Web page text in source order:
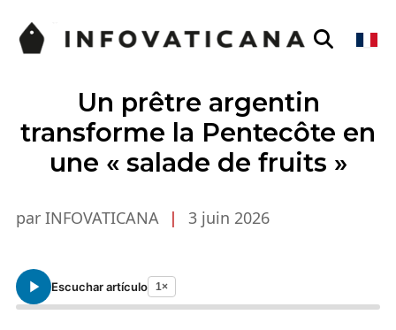
Un prêtre argentin
transforme la Pentecôte en
une « salade de fruits »
par INFOVATICANA | 3 juin 2026
Escuchar artículo 1×